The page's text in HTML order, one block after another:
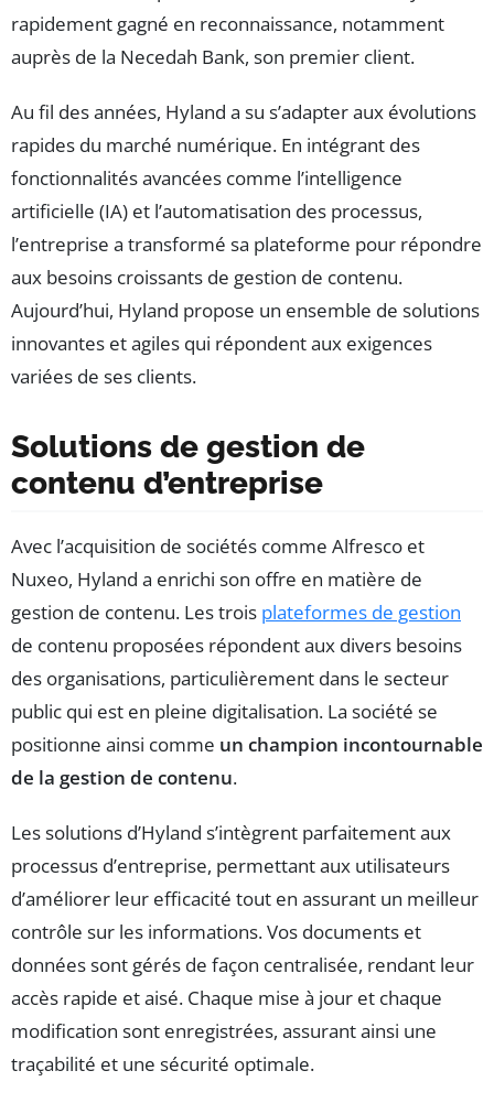
rapidement gagné en reconnaissance, notamment
auprès de la Necedah Bank, son premier client.
Au fil des années, Hyland a su s’adapter aux évolutions
rapides du marché numérique. En intégrant des
fonctionnalités avancées comme l’intelligence
artificielle (IA) et l’automatisation des processus,
l’entreprise a transformé sa plateforme pour répondre
aux besoins croissants de gestion de contenu.
Aujourd’hui, Hyland propose un ensemble de solutions
innovantes et agiles qui répondent aux exigences
variées de ses clients.
Solutions de gestion de
contenu d’entreprise
Avec l’acquisition de sociétés comme Alfresco et
Nuxeo, Hyland a enrichi son offre en matière de
gestion de contenu. Les trois plateformes de gestion
de contenu proposées répondent aux divers besoins
des organisations, particulièrement dans le secteur
public qui est en pleine digitalisation. La société se
positionne ainsi comme un champion incontournable
de la gestion de contenu.
Les solutions d’Hyland s’intègrent parfaitement aux
processus d’entreprise, permettant aux utilisateurs
d’améliorer leur efficacité tout en assurant un meilleur
contrôle sur les informations. Vos documents et
données sont gérés de façon centralisée, rendant leur
accès rapide et aisé. Chaque mise à jour et chaque
modification sont enregistrées, assurant ainsi une
traçabilité et une sécurité optimale.